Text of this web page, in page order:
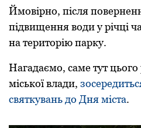
Ймовірно, після
підвищення води у річці
на територію парку.
Нагадаємо, саме тут
міської влади,
святкувань до Дня міста.